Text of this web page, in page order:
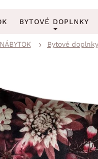
Obývacia izba
Spálňa
a kancelária
BYTOVÉ DOPLNKY
malé koberce
predložky
vše
Bytové doplnky